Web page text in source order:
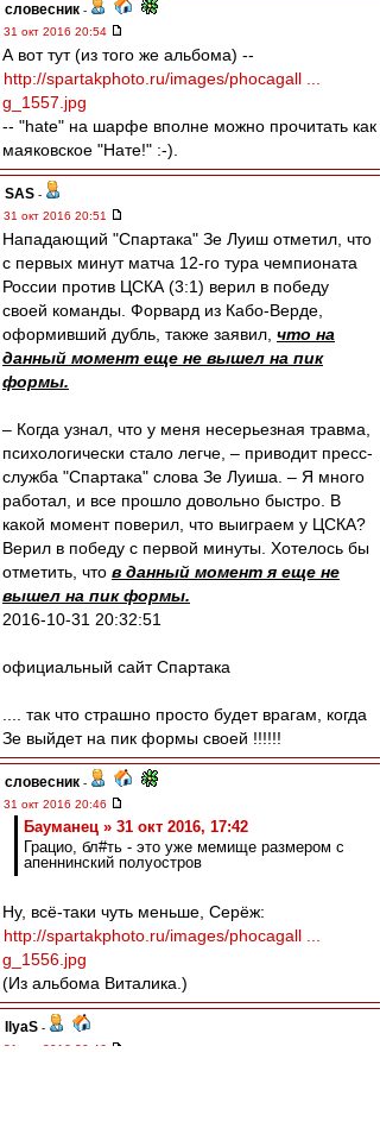
словесник -
31 окт 2016 20:54
А вот тут (из того же альбома) --
http://spartakphoto.ru/images/phocagall ...
g_1557.jpg
-- "hate" на шарфе вполне можно прочитать как
маяковское "Нате!" :-).
SAS -
31 окт 2016 20:51
Нападающий "Спартака" Зе Луиш отметил, что
с первых минут матча 12-го тура чемпионата
России против ЦСКА (3:1) верил в победу
своей команды. Форвард из Кабо-Верде,
оформивший дубль, также заявил, что на
данный момент еще не вышел на пик
формы.
– Когда узнал, что у меня несерьезная травма,
психологически стало легче, – приводит пресс-
служба "Спартака" слова Зе Луиша. – Я много
работал, и все прошло довольно быстро. В
какой момент поверил, что выиграем у ЦСКА?
Верил в победу с первой минуты. Хотелось бы
отметить, что в данный момент я еще не
вышел на пик формы.
2016-10-31 20:32:51
официальный сайт Спартака
.... так что страшно просто будет врагам, когда
Зе выйдет на пик формы своей !!!!!!
словесник -
31 окт 2016 20:46
Бауманец » 31 окт 2016, 17:42
Грацио, бл#ть - это уже мемище размером с
апеннинский полуостров
Ну, всё-таки чуть меньше, Серёж:
http://spartakphoto.ru/images/phocagall ...
g_1556.jpg
(Из альбома Виталика.)
IlyaS -
31 окт 2016 20:46